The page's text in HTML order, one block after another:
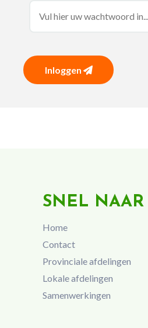
Inloggen
SNEL NAAR
Home
Contact
Provinciale afdelingen
Lokale afdelingen
Samenwerkingen